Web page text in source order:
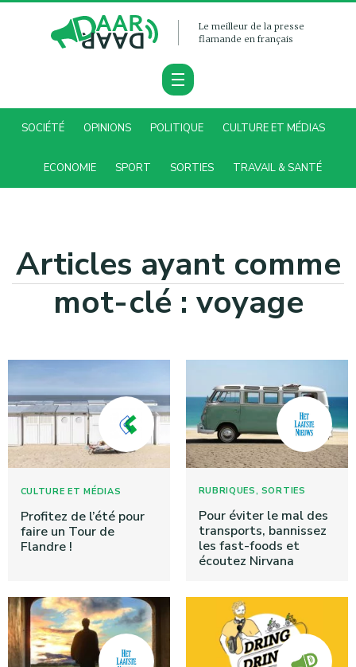
Le meilleur de la presse
flamande en français
SOCIÉTÉ OPINIONS POLITIQUE CULTURE ET MÉDIAS
ECONOMIE SPORT SORTIES TRAVAIL & SANTÉ
Articles ayant comme
mot-clé : voyage
CULTURE ET MÉDIAS
Profitez de l’été pour
faire un Tour de
Flandre !
RUBRIQUES, SORTIES
Pour éviter le mal des
transports, bannissez
les fast-foods et
écoutez Nirvana